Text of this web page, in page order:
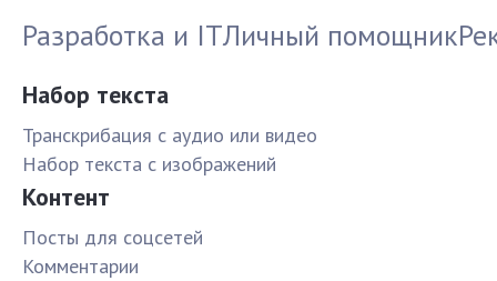
Разработка и ITЛичный помощник
Набор текста
Транскрибация с аудио или видео
Набор текста с изображений
Контент
Посты для соцсетей
Комментарии